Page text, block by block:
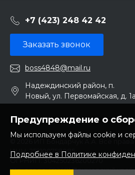
+7 (423) 248 42 42
Заказать звонок
boss4848@mail.ru
Надеждинский район, п.
Новый, ул. Первомайская, д. 1а
© 2026 ИП Бондарчук А.А. Все
ИНН: 252100758085
ОГРНИП: 304250236200270
Юр. адрес: 692481 Приморский
Предупреждение о
Мы используем файлы cookie и
Подробнее в Политике